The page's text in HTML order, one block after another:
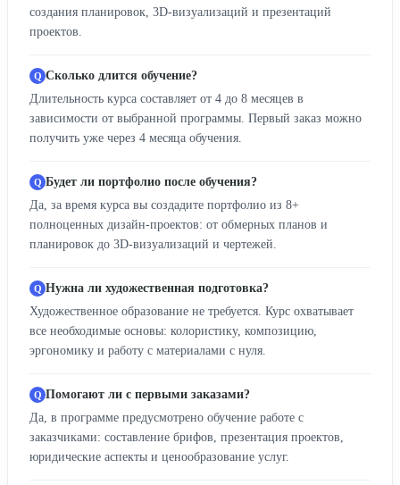
создания планировок, 3D-визуализаций и презентаций
проектов.
Сколько длится обучение?
Длительность курса составляет от 4 до 8 месяцев в
зависимости от выбранной программы. Первый заказ можно
получить уже через 4 месяца обучения.
Будет ли портфолио после обучения?
Да, за время курса вы создадите портфолио из 8+
полноценных дизайн-проектов: от обмерных планов и
планировок до 3D-визуализаций и чертежей.
Нужна ли художественная подготовка?
Художественное образование не требуется. Курс охватывает
все необходимые основы: колористику, композицию,
эргономику и работу с материалами с нуля.
Помогают ли с первыми заказами?
Да, в программе предусмотрено обучение работе с
заказчиками: составление брифов, презентация проектов,
юридические аспекты и ценообразование услуг.